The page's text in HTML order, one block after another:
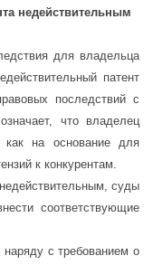
недействительным
для владельца
патент
последствий с
что владелец
как на основание для
к конкурентам.
суды
соответствующие
с требованием о